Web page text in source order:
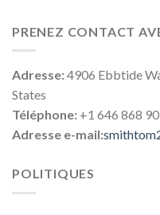
PRENEZ CONTACT
Adresse:4906 Ebbtide
States
Téléphone: +1 646 868
Adresse e-mail:
POLITIQUES